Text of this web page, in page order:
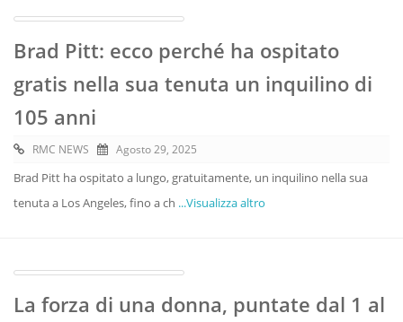
Brad Pitt: ecco perché ha ospitato
gratis nella sua tenuta un inquilino di
105 anni
RMC NEWS Agosto 29, 2025
Brad Pitt ha ospitato a lungo, gratuitamente, un inquilino nella sua
tenuta a Los Angeles, fino a ch ...Visualizza altro
La forza di una donna, puntate dal 1 al